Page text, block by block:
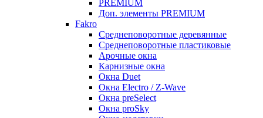
PREMIUM
Доп. элементы PREMIUM
Fakro
Cреднеповоротные деревянные
Cреднеповоротные пластиковые
Арочные окна
Карнизные окна
Окна Duet
Окна Electro / Z-Wave
Окна preSelect
Окна proSky